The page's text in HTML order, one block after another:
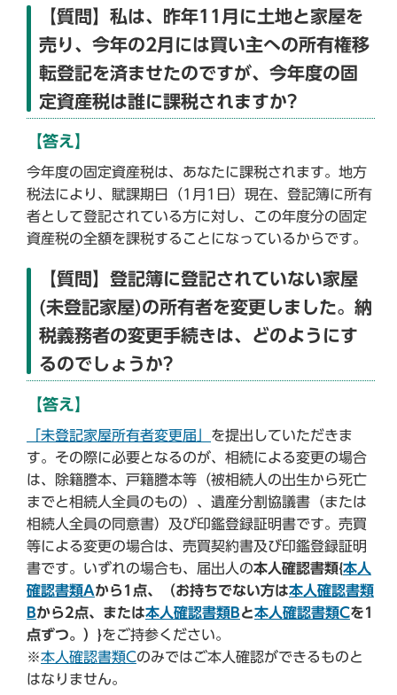
【質問】私は、昨年11月に土地と家屋を
売り、今年の2月には買い主への所有権移
転登記を済ませたのですが、今年度の固
定資産税は誰に課税されますか?
【答え】
今年度の固定資産税は、あなたに課税されます。地方
税法により、賦課期日（1月1日）現在、登記簿に所有
者として登記されている方に対し、この年度分の固定
資産税の全額を課税することになっているからです。
【質問】登記簿に登記されていない家屋
(未登記家屋)の所有者を変更しました。納
税義務者の変更手続きは、どのようにす
るのでしょうか?
【答え】
「未登記家屋所有者変更届」 を提出していただきま
す。その際に必要となるのが、相続による変更の場合
は、除籍謄本、戸籍謄本等（被相続人の出生から死亡
までと相続人全員のもの）、遺産分割協議書（または
相続人全員の同意書）及び印鑑登録証明書です。売買
等による変更の場合は、売買契約書及び印鑑登録証明
書です。いずれの場合も、届出人の本人確認書類{本人
確認書類Aから1点、（お持ちでない方は本人確認書類
Bから2点、または本人確認書類Bと本人確認書類Cを1
点ずつ。）}をご持参ください。
※本人確認書類Cのみではご本人確認ができるものと
はなりません。